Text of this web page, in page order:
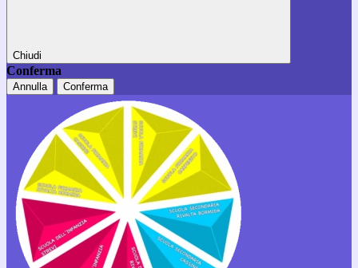
Chiudi
Conferma
Annulla Conferma